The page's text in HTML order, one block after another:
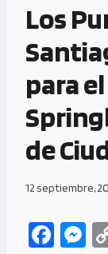
Los
para
de
12 septiembre,
Fa M